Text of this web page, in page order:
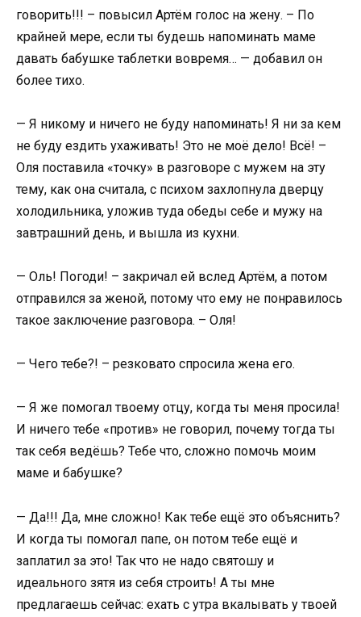
говорить!!! – повысил Артём голос на жену. – По
крайней мере, если ты будешь напоминать маме
давать бабушке таблетки вовремя… — добавил он
более тихо.
— Я никому и ничего не буду напоминать! Я ни за кем
не буду ездить ухаживать! Это не моё дело! Всё! –
Оля поставила «точку» в разговоре с мужем на эту
тему, как она считала, с психом захлопнула дверцу
холодильника, уложив туда обеды себе и мужу на
завтрашний день, и вышла из кухни.
— Оль! Погоди! – закричал ей вслед Артём, а потом
отправился за женой, потому что ему не понравилось
такое заключение разговора. – Оля!
— Чего тебе?! – резковато спросила жена его.
— Я же помогал твоему отцу, когда ты меня просила!
И ничего тебе «против» не говорил, почему тогда ты
так себя ведёшь? Тебе что, сложно помочь моим
маме и бабушке?
— Да!!! Да, мне сложно! Как тебе ещё это объяснить?
И когда ты помогал папе, он потом тебе ещё и
заплатил за это! Так что не надо святошу и
идеального зятя из себя строить! А ты мне
предлагаешь сейчас: ехать с утра вкалывать у твоей